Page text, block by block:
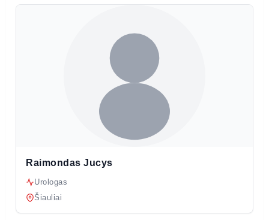
Raimondas Jucys
Urologas
Šiauliai